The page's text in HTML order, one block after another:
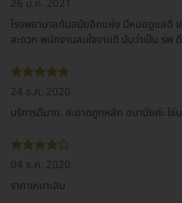
26 ม.ค. 2021
โรงพยาบาลทันสมัยอีกแห่ง มีหมอดูแลดี
สะดวก พนักงานสนใจงานดี นับว่าเป็น รพ
24 ธ.ค. 2020
บริการดีมาก. สะอาดถูกหลัก อนามัยค่ะ ใช่
04 ธ.ค. 2020
ราคาเหมาะสม